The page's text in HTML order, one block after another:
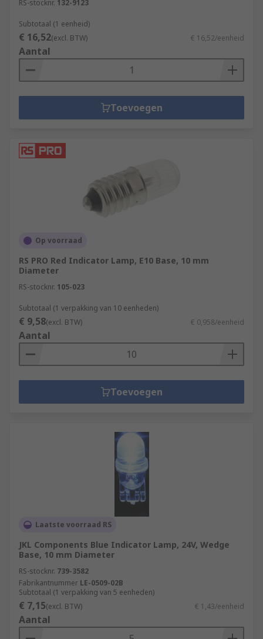
RS-stocknr. 132-9123
Subtotaal (1 eenheid)
€ 16,52(excl. BTW) € 16,52/eenheid
Aantal
Toevoegen
Op voorraad
RS PRO Red Indicator Lamp, E10 Base, 10 mm
Diameter
RS-stocknr. 105-023
Subtotaal (1 verpakking van 10 eenheden)
€ 9,58(excl. BTW) € 0,958/eenheid
Aantal
Toevoegen
Laatste voorraad RS
JKL Components Blue Indicator Lamp, 24V, Wedge
Base, 10 mm Diameter
RS-stocknr. 739-3582
Fabrikantnummer LE-0509-02B
Subtotaal (1 verpakking van 5 eenheden)
€ 7,15(excl. BTW) € 1,43/eenheid
Aantal